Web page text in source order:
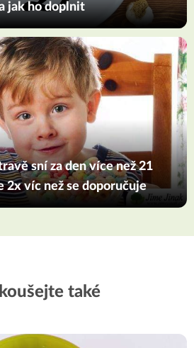
jak ho doplnit
sní za den více než 21
2x víc než se doporučuje
také